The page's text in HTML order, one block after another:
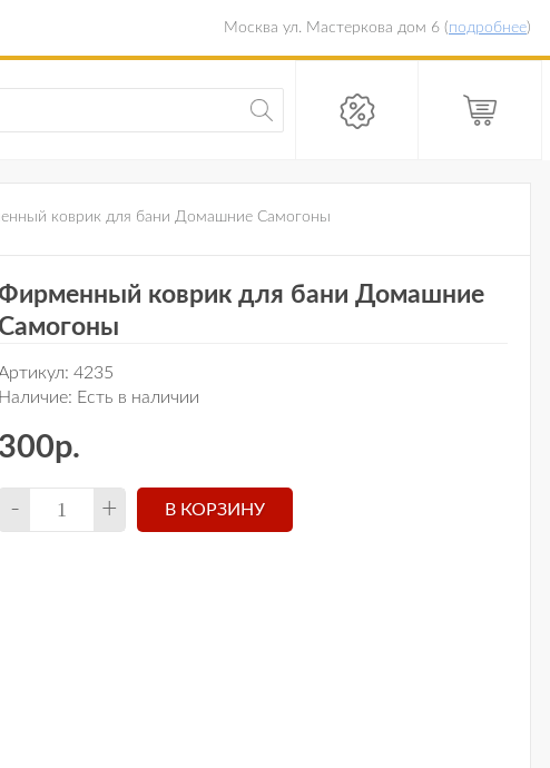
Москва ул. Мастеркова дом 6 (подробнее)
коврик для бани Домашние Самогоны
коврик для бани Домашние
Самогоны
4235
Наличие: Есть в наличии
300р.
+
-